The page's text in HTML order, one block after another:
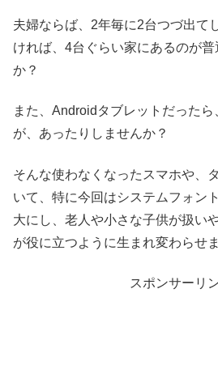
夫婦ならば、2年毎に2台つづ出て
ければ、4台ぐらい家にあるのが普
か？
また、Androidタブレットだった
が、あったりしませんか？
そんな使わなくなったスマホや、
いて、特に今回はシステムフォン
大にし、老人や小さな子供が扱い
が役に立つように生まれ変わらせま
スポンサーリ